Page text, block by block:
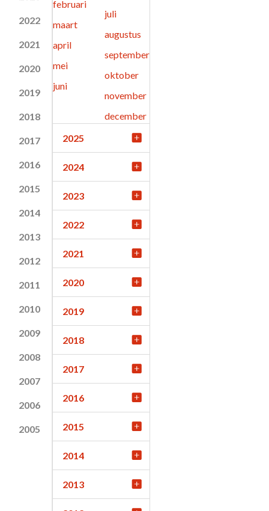
2022
2021
2020
2019
2018
2017
2016
2015
2014
2013
2012
2011
2010
2009
2008
2007
2006
2005
februari
maart
april
mei
juni
juli
augustus
september
oktober
november
december
2025
2024
2023
2022
2021
2020
2019
2018
2017
2016
2015
2014
2013